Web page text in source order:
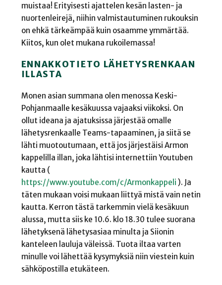
muistaa! Erityisesti ajattelen kesän lasten- ja
nuortenleirejä, niihin valmistautuminen rukouksin
on ehkä tärkeämpää kuin osaamme ymmärtää.
Kiitos, kun olet mukana rukoilemassa!
ENNAKKOTIETO LÄHETYSRENKAAN
ILLASTA
Monen asian summana olen menossa Keski-
Pohjanmaalle kesäkuussa vajaaksi viikoksi. On
ollut ideana ja ajatuksissa järjestää omalle
lähetysrenkaalle Teams-tapaaminen, ja siitä se
lähti muotoutumaan, että jos järjestäisi Armon
kappelilla illan, joka lähtisi internettiin Youtuben
kautta (
https://www.youtube.com/c/Armonkappeli ). Ja
täten mukaan voisi mukaan liittyä mistä vain netin
kautta. Kerron tästä tarkemmin vielä kesäkuun
alussa, mutta siis ke 10.6. klo 18.30 tulee suorana
lähetyksenä lähetysasiaa minulta ja Siionin
kanteleen lauluja väleissä. Tuota iltaa varten
minulle voi lähettää kysymyksiä niin viestein kuin
sähköpostilla etukäteen.